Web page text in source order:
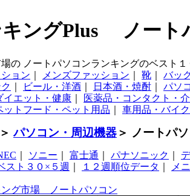
キングPlus ノート
の ノートパソコンランキングのベスト
ョン
メンズファッション 靴
バッ
ビール・洋酒 日本酒・焼酎
パソ
イエット・健康
医薬品・コンタクト・
ットフード・ペット用品 車用品・バイ
＞パソコン・周辺機器＞ ノートパ
ソニー 富士通 パナソニック
スト３０×５週 １２週順位データ メ
ング市場 ノートパソコン